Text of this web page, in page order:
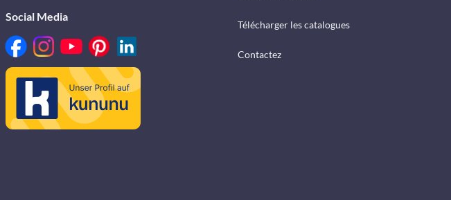
Social Media
Télécharger les catalogues
Contactez